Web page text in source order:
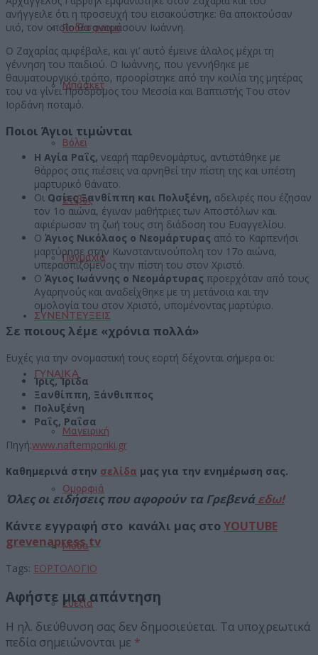
Ποδόσφαιρο
Μπάσκετ
Βόλεϊ
Στίβος
Πυγμαχία
ΣΥΝΕΝΤΕΥΞΕΙΣ
ΓΥΝΑΙΚΑ
Μαγειρική
Ομορφιά
Μόδα
Ευεξία
ανήγγειλε ότι η προσευχή του εισακούστηκε: θα αποκτούσαν
υιό, τον οποίο θα ονομάσουν Ιωάννη.
Ο Ζαχαρίας αμφέβαλε, και γι’ αυτό έμεινε άλαλος μέχρι τη
γέννηση του παιδιού. Ο Ιωάννης, που γεννήθηκε με
θαυματουργικό τρόπο, προορίστηκε από την κοιλία της μητέρας
του να γίνει Πρόδρομος του Μεσσία και Βαπτιστής Του στον
Ιορδάνη ποταμό.
Ποιοι Άγιοι τιμώνται
Η Αγία Ραΐς, νεαρή παρθενομάρτυς, αντιστάθηκε με
θάρρος στις πιέσεις να αρνηθεί την πίστη της και υπέστη
μαρτυρικό θάνατο.
Οι Οσίες Ξανθίππη και Πολυξένη, αδελφές που έζησαν
τον 1ο αιώνα, έγιναν μαθήτριες των Αποστόλων και
αφιέρωσαν τη ζωή τους στη διάδοση του Ευαγγελίου.
Ο Άγιος Νικόλαος ο Νεομάρτυρας από το Καρπενήσι
μαρτύρησε στην Κωνσταντινούπολη τον 17ο αιώνα,
υπερασπιζόμενος την πίστη του στον Χριστό.
Ο Άγιος Ιωάννης ο Νεομάρτυρας προερχόταν από τους
Αγαρηνούς και αναδείχθηκε με τη μετάνοια και την
ομολογία του στον Χριστό, υπομένοντας μαρτύριο.
Σε ποιους λέμε «χρόνια πολλά»
Ευχές για την ονομαστική τους εορτή δέχονται σήμερα οι:
Ίρις, Ίριδα
Ξανθίππη, Ξάνθιππος
Πολυξένη
Ραΐς, Ραΐσα
Πηγή:www.naftemporiki.gr
Καθημερινά στην σελίδα μας για την ενημέρωση σας.
Όλες οι ειδήσεις που αφορούν τα Γρεβενάεδω!
Κάντε εγγραφή στο κανάλι μας στοYOUTUBE
grevenapress tv
Tags: ΕΟΡΤΟΛΟΓΙΟ
Αφήστε μια απάντηση
Η ηλ. διεύθυνση σας δεν δημοσιεύεται. Τα υποχρεωτικά
πεδία σημειώνονται με *